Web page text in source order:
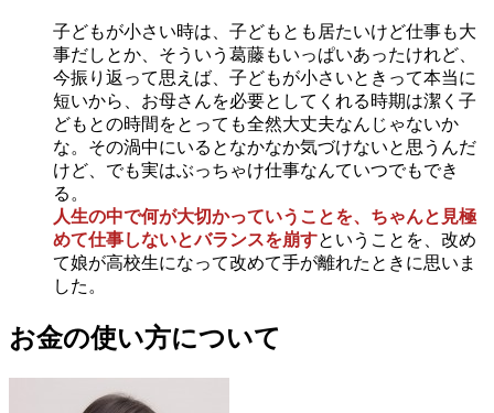
子どもが小さい時は、子どもとも居たいけど仕事も大
事だしとか、そういう葛藤もいっぱいあったけれど、
今振り返って思えば、子どもが小さいときって本当に
短いから、お母さんを必要としてくれる時期は潔く子
どもとの時間をとっても全然大丈夫なんじゃないか
な。その渦中にいるとなかなか気づけないと思うんだ
けど、でも実はぶっちゃけ仕事なんていつでもでき
る。
人生の中で何が大切かっていうことを、ちゃんと見極
めて仕事しないとバランスを崩すということを、改め
て娘が高校生になって改めて手が離れたときに思いま
した。
お金の使い方について